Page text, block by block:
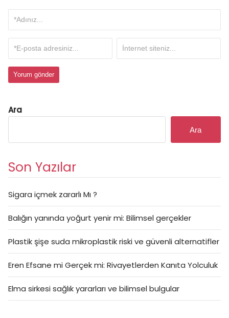
Ara
Ara
Son Yazılar
Sigara içmek zararlı Mı ?
Balığın yanında yoğurt yenir mi: Bilimsel gerçekler
Plastik şişe suda mikroplastik riski ve güvenli alternatifler
Eren Efsane mi Gerçek mi: Rivayetlerden Kanıta Yolculuk
Elma sirkesi sağlık yararları ve bilimsel bulgular